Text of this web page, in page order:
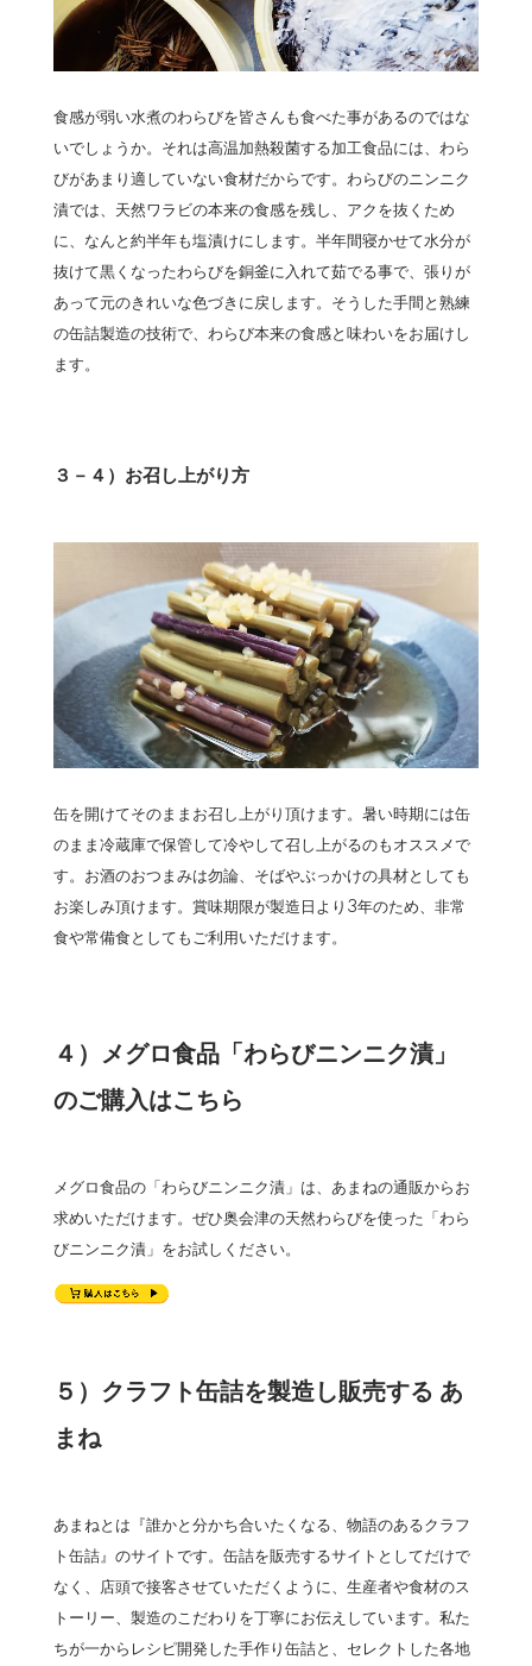
食感が弱い水煮のわらびを皆さんも食べた事があるのではな
いでしょうか。それは高温加熱殺菌する加工食品には、わら
びがあまり適していない食材だからです。わらびのニンニク
漬では、天然ワラビの本来の食感を残し、アクを抜くため
に、なんと約半年も塩漬けにします。半年間寝かせて水分が
抜けて黒くなったわらびを銅釜に入れて茹でる事で、張りが
あって元のきれいな色づきに戻します。そうした手間と熟練
の缶詰製造の技術で、わらび本来の食感と味わいをお届けし
ます。
３－４）お召し上がり方
缶を開けてそのままお召し上がり頂けます。暑い時期には缶
のまま冷蔵庫で保管して冷やして召し上がるのもオススメで
す。お酒のおつまみは勿論、そばやぶっかけの具材としても
お楽しみ頂けます。賞味期限が製造日より3年のため、非常
食や常備食としてもご利用いただけます。
４）メグロ食品「わらびニンニク漬」
のご購入はこちら
メグロ食品の「わらびニンニク漬」は、あまねの通販からお
求めいただけます。ぜひ奥会津の天然わらびを使った「わら
びニンニク漬」をお試しください。
５）クラフト缶詰を製造し販売する あ
まね
あまねとは『誰かと分かち合いたくなる、物語のあるクラフ
ト缶詰』のサイトです。缶詰を販売するサイトとしてだけで
なく、店頭で接客させていただくように、生産者や食材のス
トーリー、製造のこだわりを丁寧にお伝えしています。私た
ちが一からレシピ開発した手作り缶詰と、セレクトした各地